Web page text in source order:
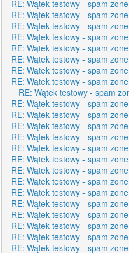
RE: Wątek testowy - spam zone
RE: Wątek testowy - spam zone
RE: Wątek testowy - spam zone
RE: Wątek testowy - spam zone
RE: Wątek testowy - spam zone
RE: Wątek testowy - spam zone
RE: Wątek testowy - spam zone
RE: Wątek testowy - spam zone
RE: Wątek testowy - spam
RE: Wątek testowy - spam zone
RE: Wątek testowy - spam zone
RE: Wątek testowy - spam zone
RE: Wątek testowy - spam zone
RE: Wątek testowy - spam zone
RE: Wątek testowy - spam zone
RE: Wątek testowy - spam zone
RE: Wątek testowy - spam zone
RE: Wątek testowy - spam zone
RE: Wątek testowy - spam zone
RE: Wątek testowy - spam zone
RE: Wątek testowy - spam zone
RE: Wątek testowy - spam zone
RE: Wątek testowy - spam zone